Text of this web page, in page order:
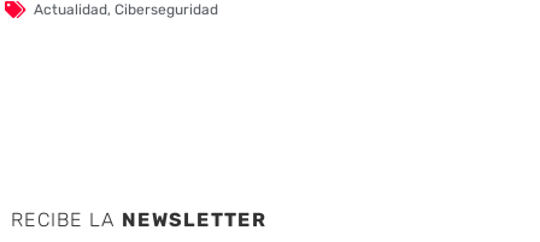
Actualidad,Ciberseguridad
RECIBE LA NEWSLETTER